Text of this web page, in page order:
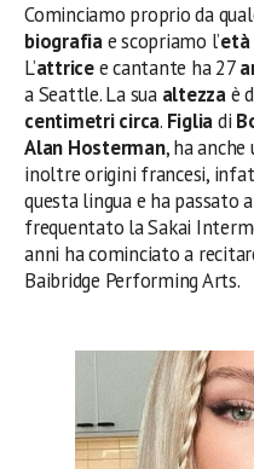
Cominciamo proprio da
biografiae scopriamo l’età
L’attricee cantante ha 27
a Seattle. La sua altezzaè
centimetri circa. Figliadi
Alan Hosterman, ha anche
inoltre origini francesi,
questa lingua e ha passato
frequentato la Sakai
anni ha cominciato a
Baibridge Performing Arts.